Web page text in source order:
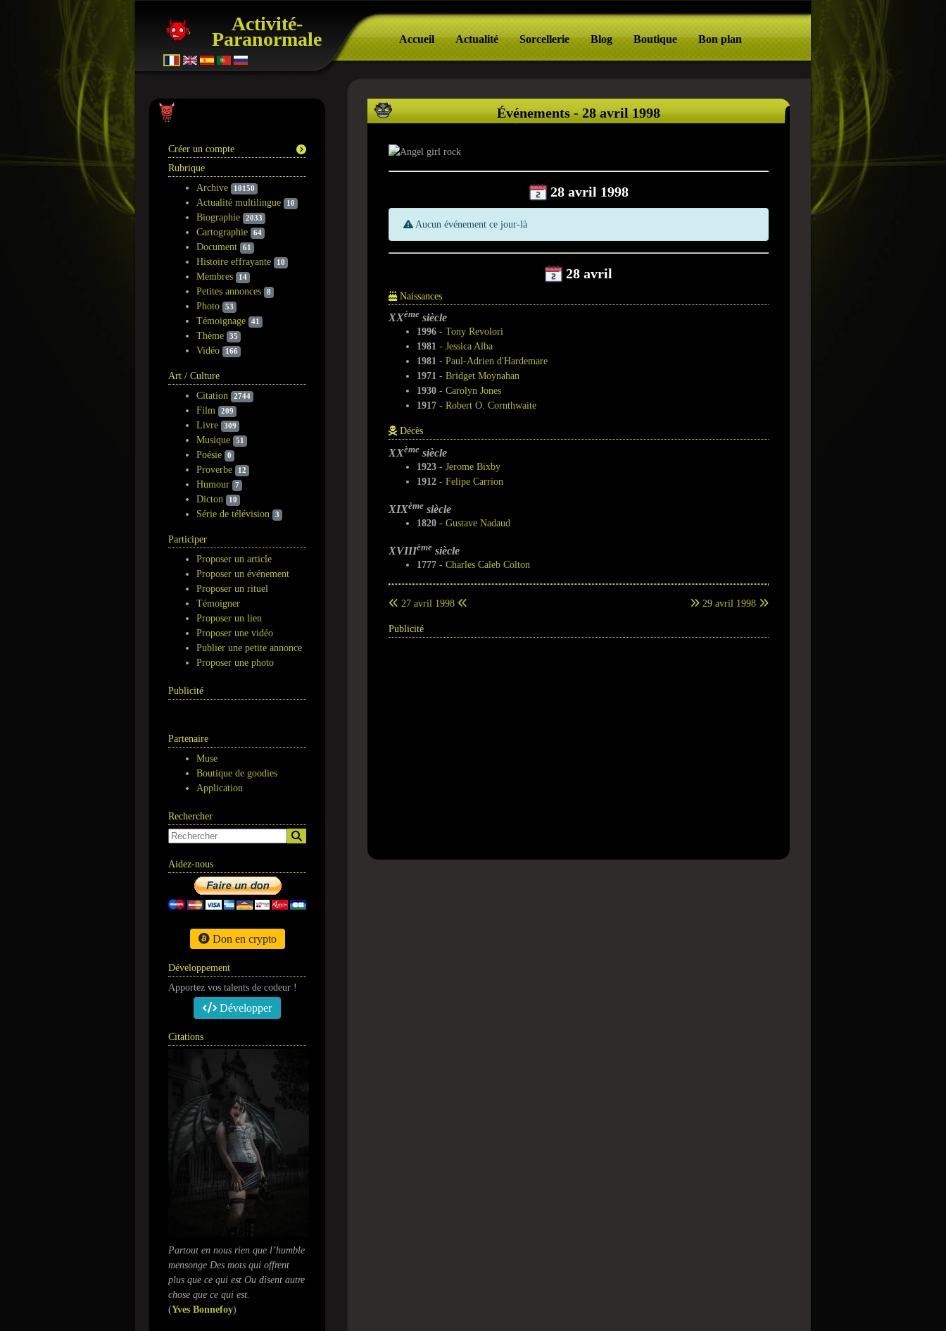
Activité-
Paranormale Accueil Actualité Sorcellerie Blog Boutique Bon plan
Créer un compte
Rubrique
Archive
10150
Actualité multilingue 10
Biographie 2033
Cartographie 64
Document 61
Histoire effrayante 10
Membres 14
Petites annonces 8
Photo 53
Témoignage 41
Thème 35
Vidéo 166
Art / Culture
Citation
2744
Film 209
Livre 309
Musique 51
Poésie 0
Proverbe 12
Humour 7
Dicton 10
Série de télévision 3
Participer
Proposer un article
Proposer un événement
Proposer un rituel
Témoigner
Proposer un lien
Proposer une vidéo
Publier une petite annonce
Proposer une photo
Publicité
Partenaire
Muse
Boutique de goodies
Application
Rechercher
Aidez-nous
Don en crypto
Développement
Apportez vos talents de codeur !
Développer
Citations
Partout en nous rien que l’humble
mensonge Des mots qui offrent
plus que ce qui est Ou disent autre
chose que ce qui est.
(​Yves Bonnefoy)
Événements - 28 avril 1998
28 avril 1998
Aucun événement ce jour-là
28 avril
Naissances
XXème siècle
1996 - Tony Revolori
1981 - Jessica Alba
1981 - Paul-Adrien d'Hardemare
1971 - Bridget Moynahan
1930 - Carolyn Jones
1917 - Robert O. Cornthwaite
Décès
XXème siècle
1923 - Jerome Bixby
1912 - Felipe Carrion
XIXème siècle
1820 - Gustave Nadaud
XVIIIème siècle
1777 - Charles Caleb Colton
27 avril 1998 29 avril 1998
Publicité